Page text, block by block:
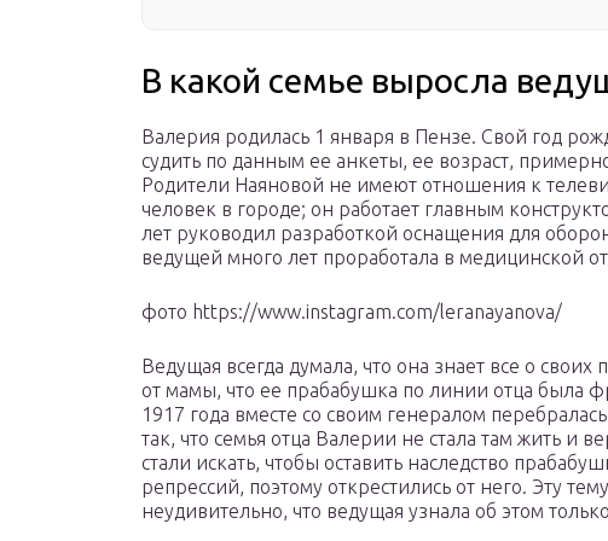
В какой семье выросла
Валерия родилась 1 января в Пензе. Свой год
судить по данным ее анкеты, ее возраст,
Родители Наяновой не имеют отношения к
человек в городе; он работает главным
лет руководил разработкой оснащения для
ведущей много лет проработала в медицинской
фото https://www.instagram.com/leranayanova/
Ведущая всегда думала, что она знает все о
от мамы, что ее прабабушка по линии отца была
1917 года вместе со своим генералом
так, что семья отца Валерии не стала там жить и
стали искать, чтобы оставить наследство
репрессий, поэтому открестились от него. Эту
неудивительно, что ведущая узнала об этом